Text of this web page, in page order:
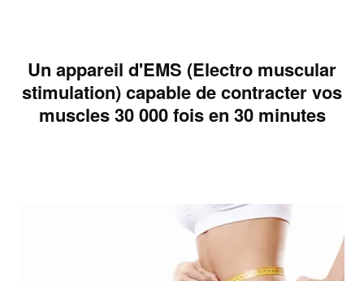
Un appareil d'EMS (Electro muscular
stimulation) capable de contracter vos
muscles 30 000 fois en 30 minutes